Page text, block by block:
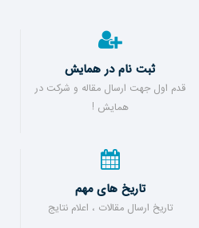
ثبت نام در همایش
قدم اول جهت ارسال مقاله و شرکت در
همایش !
تاریخ های مهم
تاریخ ارسال مقالات ، اعلام نتایج